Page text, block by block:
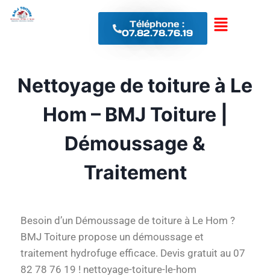
Téléphone :
07.82.78.76.19
Nettoyage de toiture à Le
Hom – BMJ Toiture |
Démoussage &
Traitement
Besoin d’un Démoussage de toiture à Le Hom ?
BMJ Toiture propose un démoussage et
traitement hydrofuge efficace. Devis gratuit au 07
82 78 76 19 ! nettoyage-toiture-le-hom